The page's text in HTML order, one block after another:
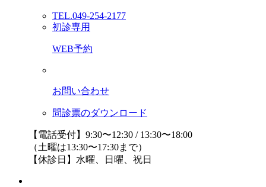
TEL.049-254-2177
初診専用
WEB予約
お問い合わせ
問診票のダウンロード
【電話受付】9:30〜12:30 / 13:30〜18:00
（土曜は13:30〜17:30まで）
【休診日】水曜、日曜、祝日